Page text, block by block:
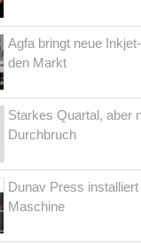
Agfa bringt neue
den Markt
Starkes Quartal, aber
Durchbruch
Dunav Press
Maschine